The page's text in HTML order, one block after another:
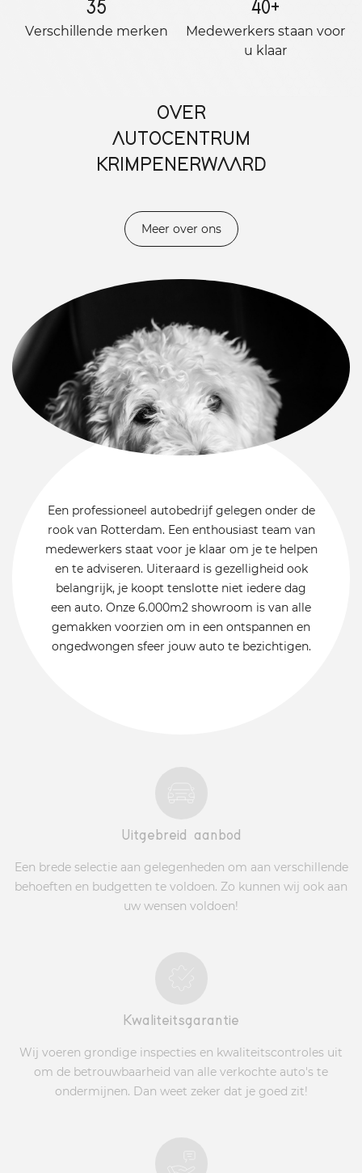
35
Verschillende merken
40+
Medewerkers staan ​​voor
u klaar
OVER
AUTOCENTRUM
KRIMPENERWAARD
Meer over ons
Een professioneel autobedrijf gelegen onder de
rook van Rotterdam. Een enthousiast team van
medewerkers staat voor je klaar om je te helpen
en te adviseren. Uiteraard is gezelligheid ook
belangrijk, je koopt tenslotte niet iedere dag
een auto. Onze 6.000m2 showroom is van alle
gemakken voorzien om in een ontspannen en
ongedwongen sfeer jouw auto te bezichtigen.
Uitgebreid aanbod
Een brede selectie aan gelegenheden om aan verschillende
behoeften en budgetten te voldoen. Zo kunnen wij ook aan
uw wensen voldoen!
Kwaliteitsgarantie
Wij voeren grondige inspecties en kwaliteitscontroles uit
om de betrouwbaarheid van alle verkochte auto's te
ondermijnen. Dan weet zeker dat je goed zit!